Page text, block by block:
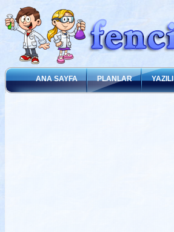
ANA SAYFA PLANLAR YAZILI